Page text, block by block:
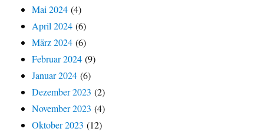
Mai 2024 (4)
April 2024 (6)
März 2024 (6)
Februar 2024 (9)
Januar 2024 (6)
Dezember 2023 (2)
November 2023 (4)
Oktober 2023 (12)